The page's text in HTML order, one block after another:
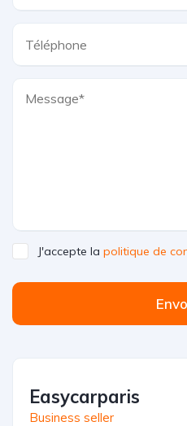
J'accepte la politique de
Easycarparis
Business seller